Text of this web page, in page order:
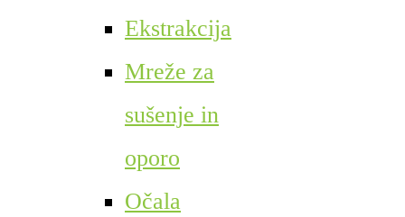
Ekstrakcija
Mreže za
sušenje in
oporo
Očala